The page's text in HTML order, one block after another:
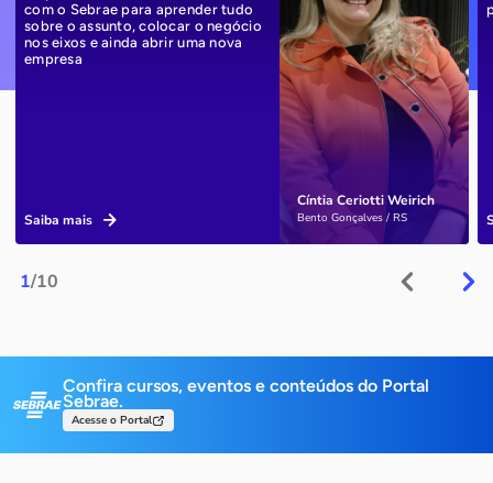
1/10
Cíntia Ceriotti Weirich
Bento Gonçalves / RS
com o Sebrae para aprender tudo
sobre o assunto, colocar o negócio
nos eixos e ainda abrir uma nova
empresa
Saiba mais
Confira cursos, eventos e conteúdos do Portal
Sebrae.
Acesse o Portal